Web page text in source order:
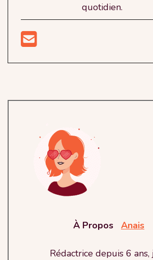
quotidien.
À Propos Anais
Rédactrice depuis 6 ans,